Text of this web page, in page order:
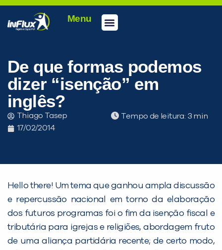
Menu
De que formas podemos
dizer “isenção” em
inglês?
Thiago Tasep
17/02/2014
Tempo de leitura:
Hello there! Um tema que ganhou ampla discussão
e repercussão nacional em torno da elaboração
dos futuros programas foi o fim da isenção fiscal e
tributária para igrejas e religiões, abordagem fruto
de uma aliança partidária recente; de certo modo,